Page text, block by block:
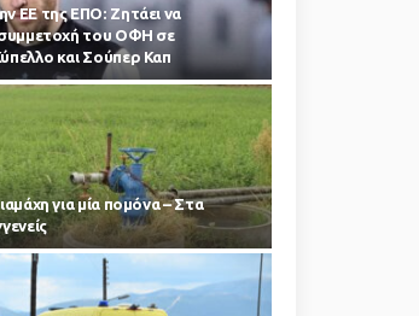
ΕΕ της ΕΠΟ: Ζητάει να
συμμετοχή του ΟΦΗ σε
και Σούπερ Καπ
για μία πομόνα – Στα